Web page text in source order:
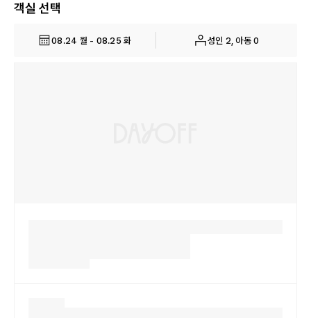
객실 선택
08.24 월 - 08.25 화 성인 2, 아동 0